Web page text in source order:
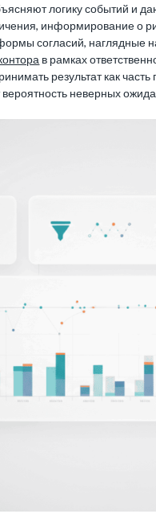
логику событий и
информирование о
согласий,
в рамках
результат как
неверных